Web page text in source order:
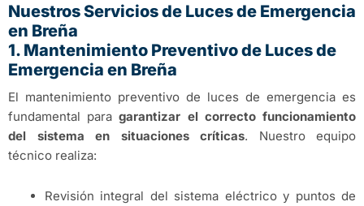
Nuestros Servicios de Luces de Emergencia
en Breña
1. Mantenimiento Preventivo de Luces de
Emergencia en Breña
El mantenimiento preventivo de luces de emergencia es
fundamental paragarantizar el correcto funcionamiento
del sistema en situaciones críticas. Nuestro equipo
técnico realiza:
Revisión integral del sistema eléctrico y puntos de